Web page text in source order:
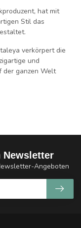
hat mit
Stil das
verkörpert die
und
der ganzen Welt
Newsletter
Angeboten